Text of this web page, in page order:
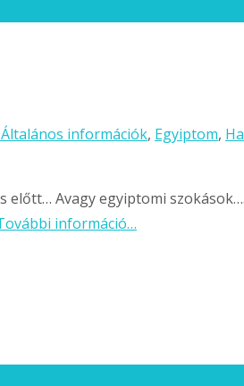
Általános információk, Egyiptom,
Avagy egyiptomi
információ…